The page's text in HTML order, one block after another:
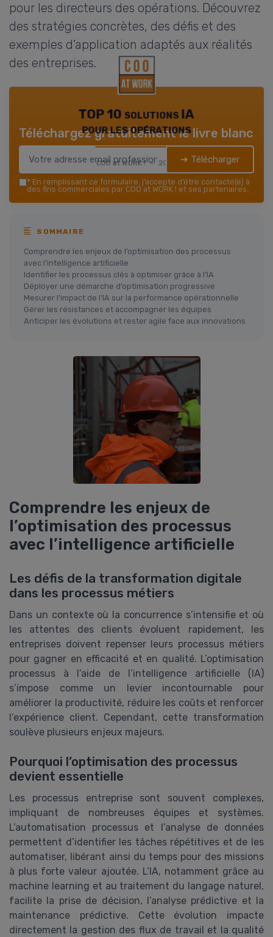
pour les directeurs des opérations. Découvrez
des stratégies concrètes, des défis et des
exemples d’application adaptés aux réalités
des entreprises.
TOP 10 solutions IA
pour les opérations
COO at WORK ! — 2026
Téléchargez gratuitement le livre blanc
➔ Télécharger
* En remplissant ce formulaire, j’accepte d’être contacté(e) à
des fins commerciales par COO at WORK ! et ses partenaires.
SOMMAIRE
Comprendre les enjeux de l’optimisation des processus
avec l’intelligence artificielle
Identifier les processus clés à optimiser grâce à l’IA
Déployer une démarche d’optimisation progressive
Mesurer l’impact de l’IA sur la performance opérationnelle
Gérer les résistances et accompagner les équipes
Anticiper les évolutions et rester agile face aux innovations
Comprendre les enjeux de
l’optimisation des processus
avec l’intelligence artificielle
Les défis de la transformation digitale
dans les processus métiers
Dans un contexte où la concurrence s’intensifie et où
les attentes des clients évoluent rapidement, les
entreprises doivent repenser leurs processus métiers
pour gagner en efficacité et en qualité. L’optimisation
processus à l’aide de l’intelligence artificielle (IA)
s’impose comme un levier incontournable pour
améliorer la productivité, réduire les coûts et renforcer
l’expérience client. Cependant, cette transformation
soulève plusieurs enjeux majeurs.
Pourquoi l’optimisation des processus
devient essentielle
Les processus entreprise sont souvent complexes,
impliquant de nombreuses équipes et systèmes.
L’automatisation processus et l’analyse de données
permettent d’identifier les tâches répétitives et de les
automatiser, libérant ainsi du temps pour des missions
à plus forte valeur ajoutée. L’IA, notamment grâce au
machine learning et au traitement du langage naturel,
facilite la prise de décision, l’analyse prédictive et la
maintenance prédictive. Cette évolution impacte
directement la gestion des flux de travail et la qualité